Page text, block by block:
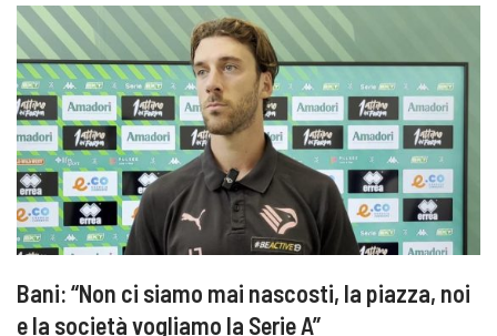
Bani: “Non ci siamo mai nascosti, la piazza, noi
e la società vogliamo la Serie A”